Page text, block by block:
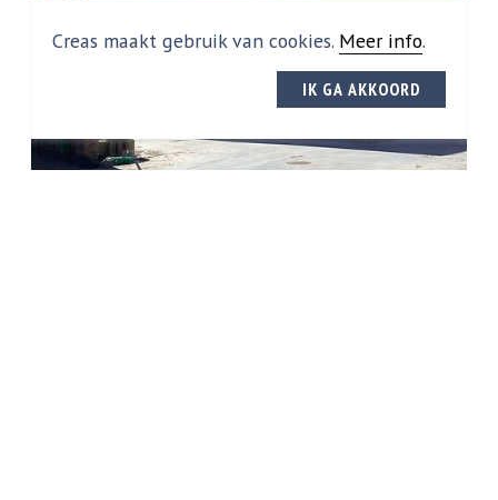
Creas maakt gebruik van cookies. Meer info.
IK GA AKKOORD